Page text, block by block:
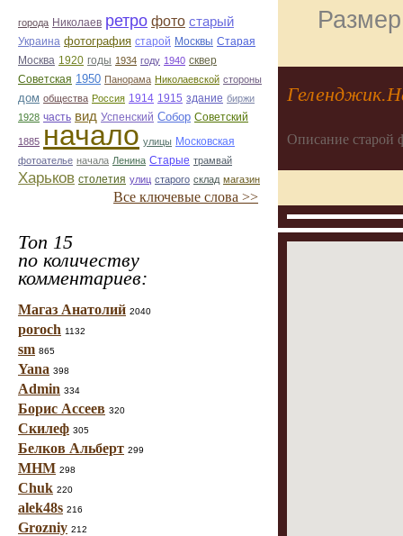
города Николаев ретро фото старый
Украина фотография старой Москвы Старая
Москва 1920 годы 1934 году 1940 сквер
Советская 1950 Панорама Николаевской стороны
дом общества Россия 1914 1915 здание биржи
1928 часть вид Успенский Собор Советский
1885 начало улицы Московская
фотоателье начала Ленина Старые трамвай
Харьков столетия улиц старого склад магазин
Все ключевые слова >>
Топ 15
по количеству
комментариев:
Магаз Анатолий 2040
poroch 1132
sm 865
Yana 398
Admin 334
Борис Ассеев 320
Скилеф 305
Белков Альберт 299
МНМ 298
Chuk 220
alek48s 216
Grozniy 212
Описание старой